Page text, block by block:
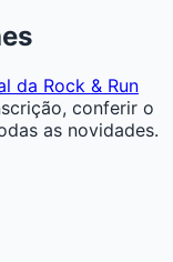
da Rock & Run
conferir o
as novidades.